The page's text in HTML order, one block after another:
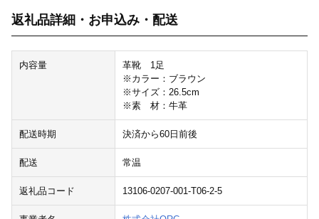
返礼品詳細・お申込み・配送
内容量
革靴 1足
※カラー：ブラウン
※サイズ：26.5cm
※素 材：牛革
配送時期 決済から60日前後
配送 常温
返礼品コード 13106-0207-001-T06-2-5